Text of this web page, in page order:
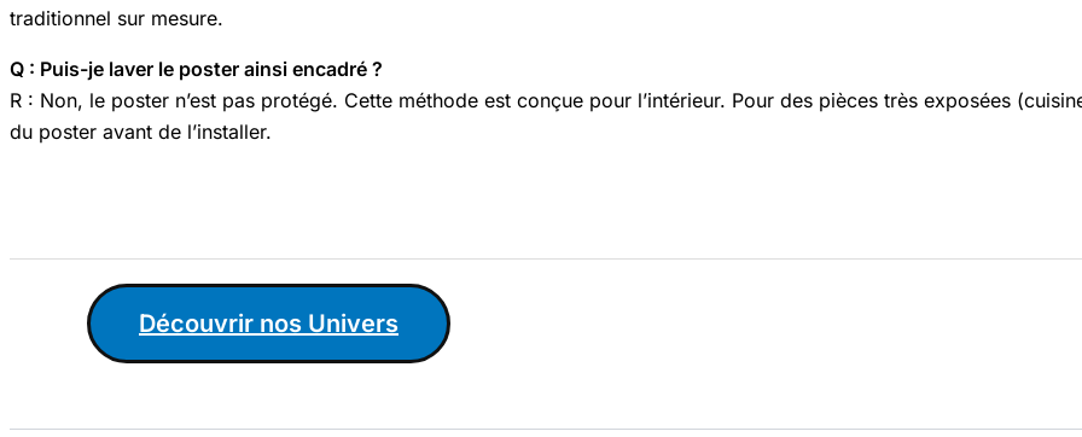
traditionnel sur mesure.
Q : Puis-je laver le poster ainsi encadré ?
R : Non, le poster n’est pas protégé. Cette méthode est conçue pour l’intérieur. Pour des pièces très exposées
du poster avant de l’installer.
Découvrir nos Univers